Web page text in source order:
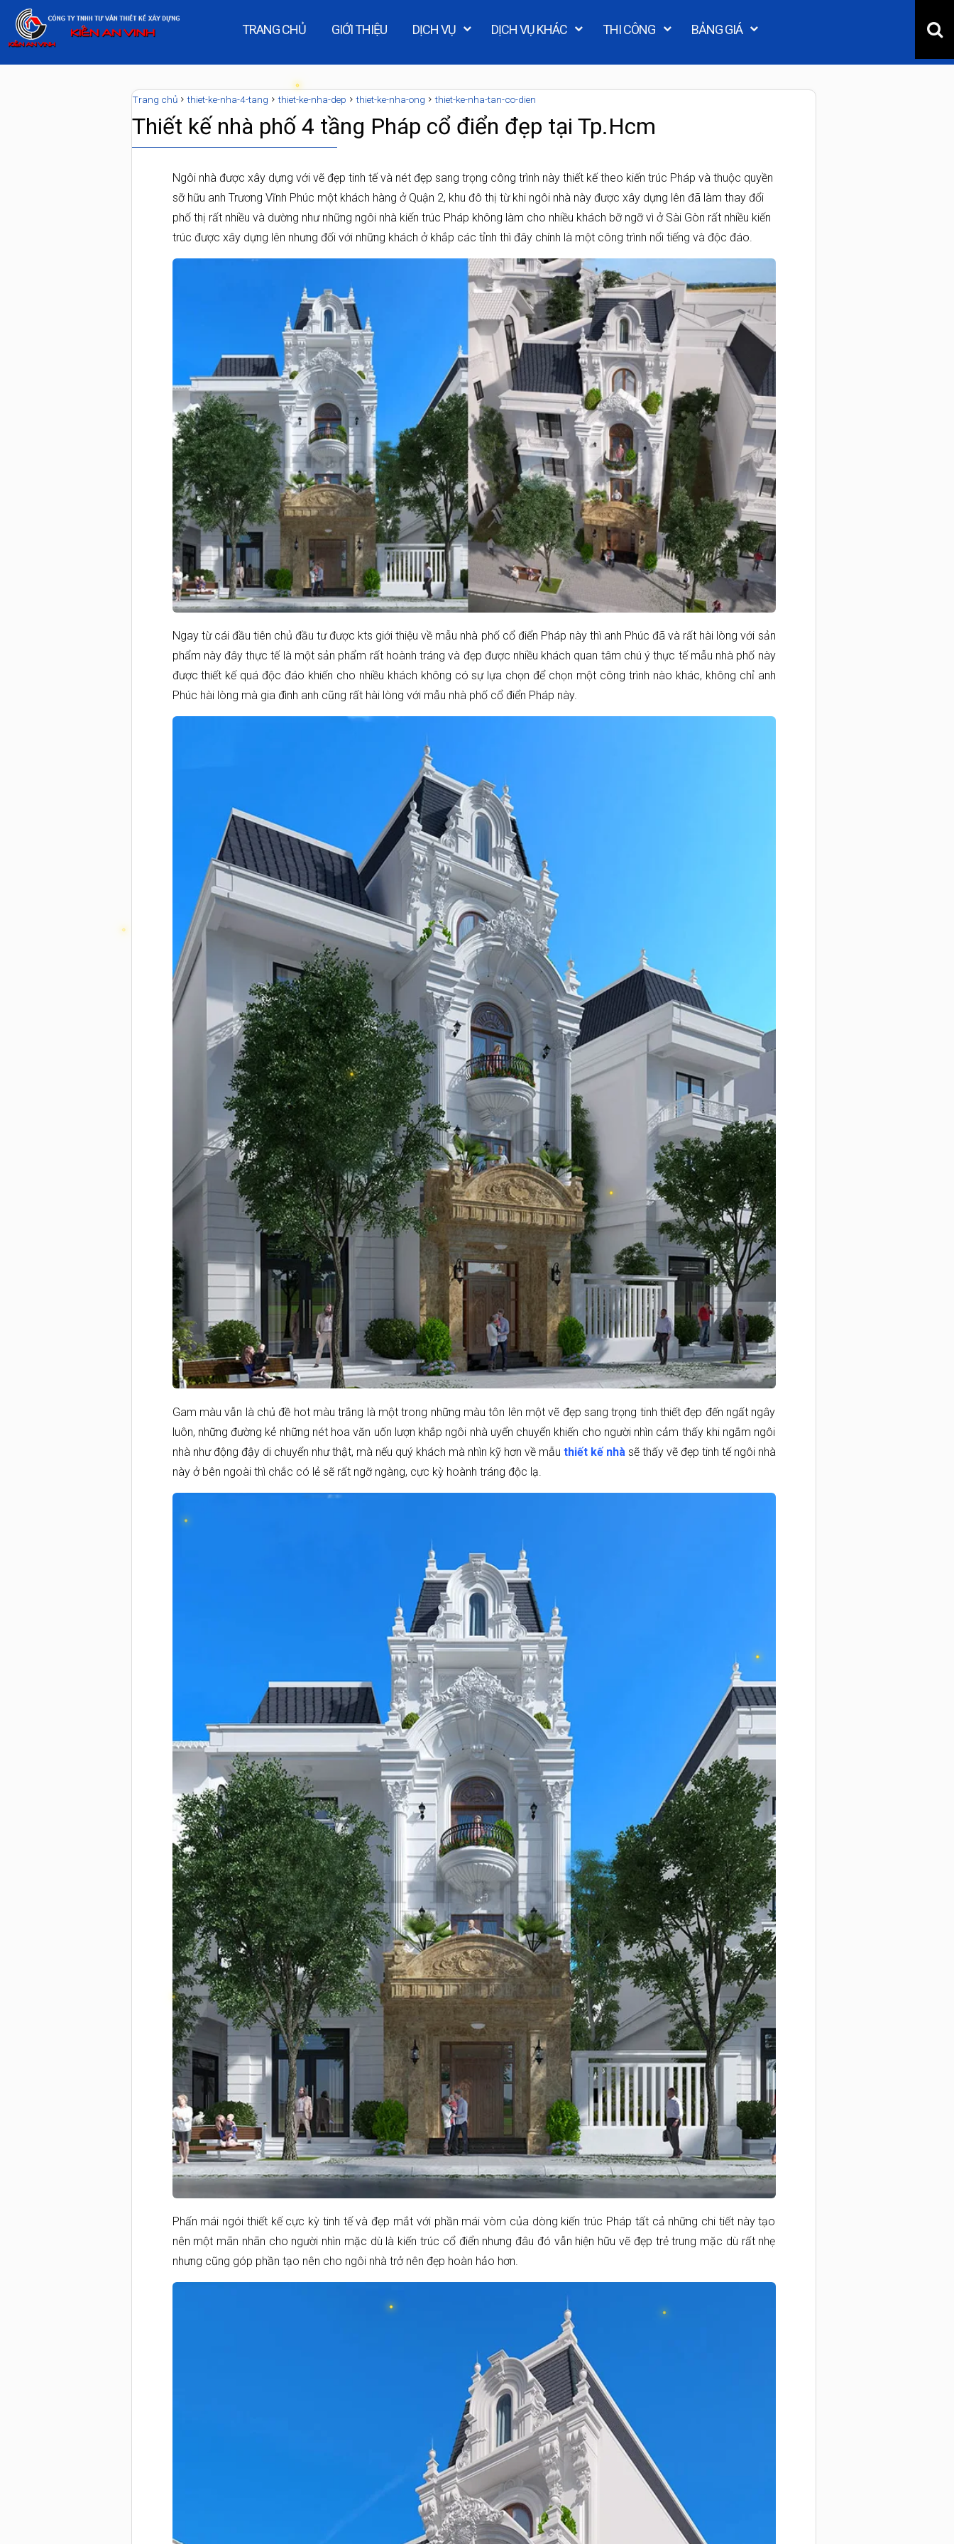
TRANG CHỦ GIỚI THIỆU DỊCH VỤ DỊCH VỤ KHÁC THI CÔNG BẢNG GIÁ
Trang chủ thiet-ke-nha-4-tang thiet-ke-nha-dep thiet-ke-nha-ong thiet-ke-nha-tan-co-dien
Thiết kế nhà phố 4 tầng Pháp cổ điển đẹp tại Tp.Hcm
Ngôi nhà được xây dựng với vẽ đẹp tinh tế và nét đẹp sang trọng công trình này thiết kế theo kiến trúc Pháp và thuộc quyền
sỡ hữu anh Trương Vĩnh Phúc một khách hàng ở Quận 2, khu đô thị từ khi ngôi nhà này được xây dựng lên đã làm thay đổi
phố thị rất nhiều và dường như những ngôi nhà kiến trúc Pháp không làm cho nhiều khách bỡ ngỡ vì ở Sài Gòn rất nhiều kiến
trúc được xây dựng lên nhưng đối với những khách ở khắp các tỉnh thì đây chính là một công trình nổi tiếng và độc đáo.
Ngay từ cái đầu tiên chủ đầu tư được kts giới thiệu về mẫu nhà phố cổ điển Pháp này thì anh Phúc đã và rất hài lòng với sản
phẩm này đây thực tế là một sản phẩm rất hoành tráng và đẹp được nhiều khách quan tâm chú ý thực tế mẫu nhà phố này
được thiết kế quá độc đáo khiến cho nhiều khách không có sự lựa chọn để chọn một công trình nào khác, không chỉ anh
Phúc hài lòng mà gia đình anh cũng rất hài lòng với mẫu nhà phố cổ điển Pháp này.
Gam màu vẫn là chủ đề hot màu trắng là một trong những màu tôn lên một vẽ đẹp sang trọng tinh thiết đẹp đến ngất ngây
luôn, những đường kẻ những nét hoa văn uốn lượn khắp ngôi nhà uyển chuyển khiến cho người nhìn cảm thấy khi ngắm ngôi
nhà như động đậy di chuyển như thật, mà nếu quý khách mà nhìn kỹ hơn về mẫu thiết kế nhà sẽ thấy vẽ đẹp tinh tế ngôi nhà
này ở bên ngoài thì chắc có lẻ sẽ rất ngỡ ngàng, cực kỳ hoành tráng độc lạ.
Phấn mái ngói thiết kế cực kỳ tinh tế và đẹp mắt với phần mái vòm của dòng kiến trúc Pháp tất cả những chi tiết này tạo
nên một mãn nhãn cho người nhìn mặc dù là kiến trúc cổ điển nhưng đâu đó vẫn hiện hữu vẽ đẹp trẻ trung mặc dù rất nhẹ
nhưng cũng góp phần tạo nên cho ngôi nhà trở nên đẹp hoàn hảo hơn.